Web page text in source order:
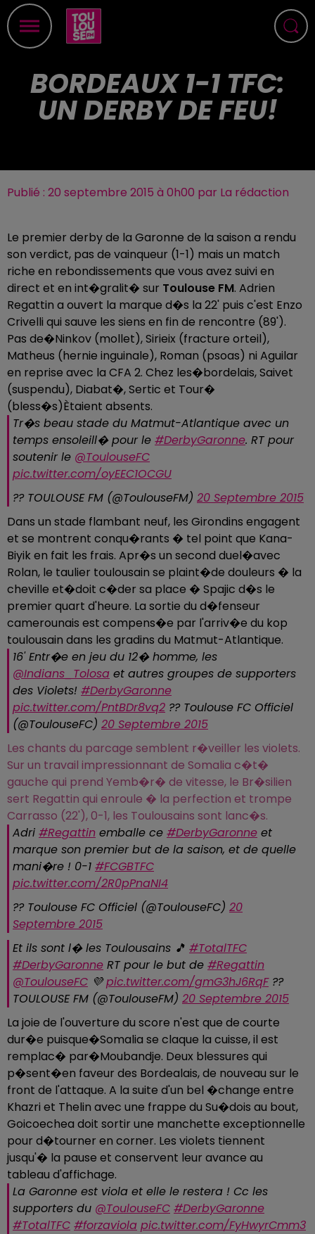
BORDEAUX 1-1 TFC:
UN DERBY DE FEU!
Publié : 20 septembre 2015 à 0h00 par La rédaction
Le premier derby de la Garonne de la saison a rendu
son verdict, pas de vainqueur (1-1) mais un match
riche en rebondissements que vous avez suivi en
direct et en int�gralit� sur Toulouse FM. Adrien
Regattin a ouvert la marque d�s la 22' puis c'est Enzo
Crivelli qui sauve les siens en fin de rencontre (89').
Pas de�Ninkov (mollet), Sirieix (fracture orteil),
Matheus (hernie inguinale), Roman (psoas) ni Aguilar
en reprise avec la CFA 2. Chez les�bordelais, Saivet
(suspendu), Diabat�, Sertic et Tour�
(bless�s)Ètaient absents.
Tr�s beau stade du Matmut-Atlantique avec un
temps ensoleill� pour le #DerbyGaronne. RT pour
soutenir le @ToulouseFC
pic.twitter.com/oyEEC1OCGU
?? TOULOUSE FM (@ToulouseFM) 20 Septembre 2015
Dans un stade flambant neuf, les Girondins engagent
et se montrent conqu�rants � tel point que Kana-
Biyik en fait les frais. Apr�s un second duel�avec
Rolan, le taulier toulousain se plaint�de douleurs � la
cheville et�doit c�der sa place � Spajic d�s le
premier quart d'heure. La sortie du d�fenseur
camerounais est compens�e par l'arriv�e du kop
toulousain dans les gradins du Matmut-Atlantique.
16' Entr�e en jeu du 12� homme, les
@Indians_Tolosa et autres groupes de supporters
des Violets! #DerbyGaronne
pic.twitter.com/PntBDr8vq2 ?? Toulouse FC Officiel
(@ToulouseFC) 20 Septembre 2015
Les chants du parcage semblent r�veiller les violets.
Sur un travail impressionnant de Somalia c�t�
gauche qui prend Yemb�r� de vitesse, le Br�silien
sert Regattin qui enroule � la perfection et trompe
Carrasso (22'), 0-1, les Toulousains sont lanc�s.
Adri #Regattin emballe ce #DerbyGaronne et
marque son premier but de la saison, et de quelle
mani�re ! 0-1 #FCGBTFC
pic.twitter.com/2R0pPnaNI4
?? Toulouse FC Officiel (@ToulouseFC) 20
Septembre 2015
Et ils sont l� les Toulousains 🎵 #TotalTFC
#DerbyGaronne RT pour le but de #Regattin
@ToulouseFC 💜pic.twitter.com/gmG3hJ6RqF??
TOULOUSE FM (@ToulouseFM) 20 Septembre 2015
La joie de l'ouverture du score n'est que de courte
dur�e puisque�Somalia se claque la cuisse, il est
remplac� par�Moubandje. Deux blessures qui
p�sent�en faveur des Bordealais, de nouveau sur le
front de l'attaque. A la suite d'un bel �change entre
Khazri et Thelin avec une frappe du Su�dois au bout,
Goicoechea doit sortir une manchette exceptionnelle
pour d�tourner en corner. Les violets tiennent
jusqu'� la pause et conservent leur avance au
tableau d'affichage.
La Garonne est viola et elle le restera ! Cc les
supporters du @ToulouseFC #DerbyGaronne
#TotalTFC #forzaviola pic.twitter.com/FyHwyrCmm3